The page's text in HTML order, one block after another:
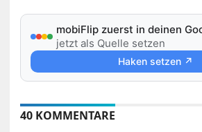
mobiFlip zuerst in deinen
jetzt als Quelle setzen
Haken setzen ↗
40 KOMMENTARE